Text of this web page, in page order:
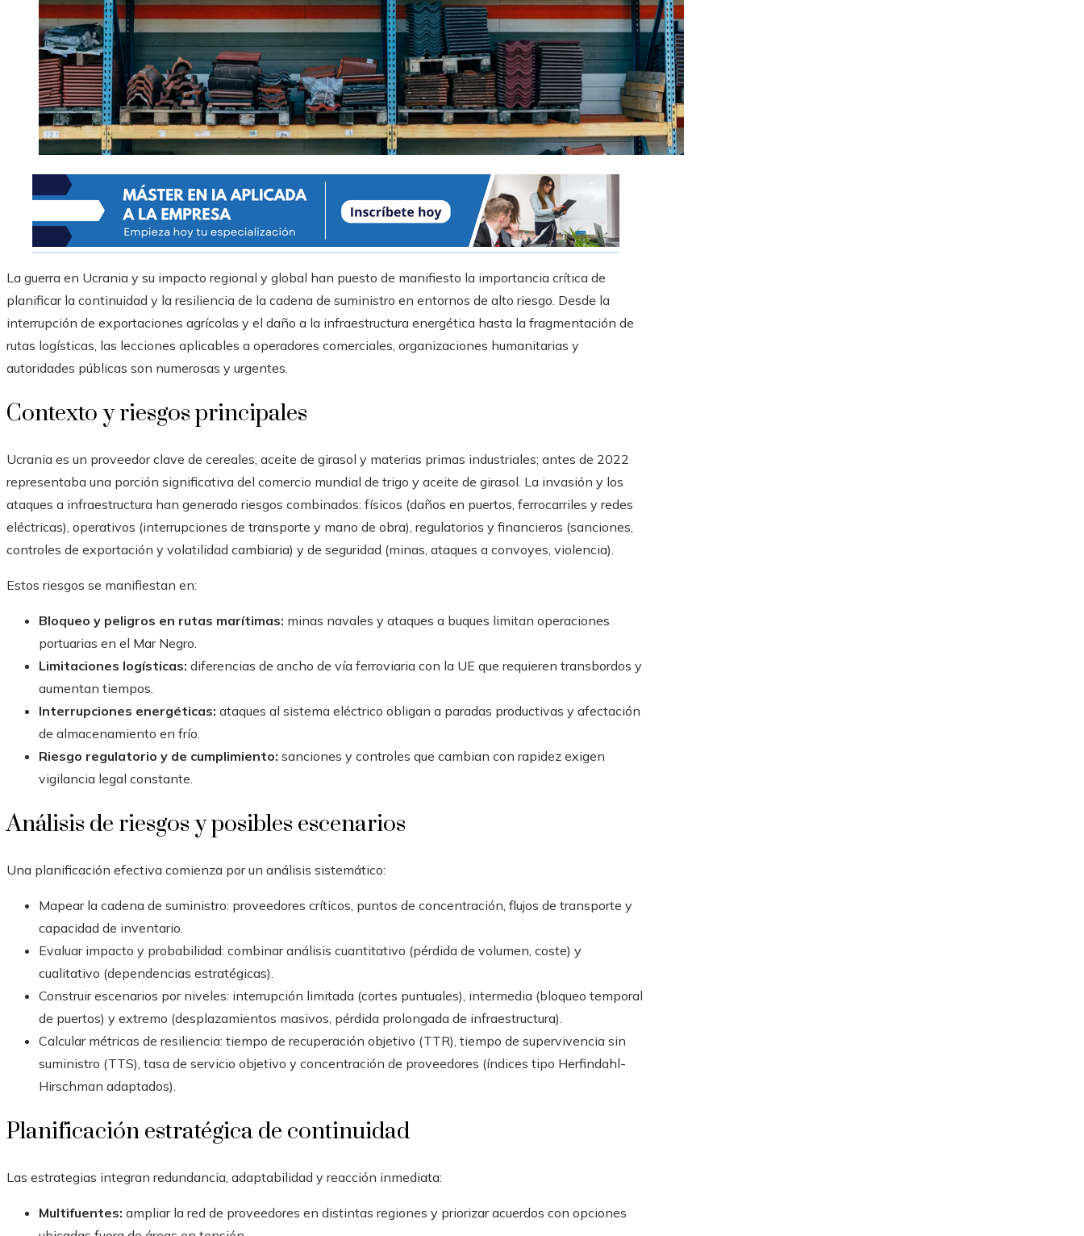
La guerra en Ucrania y su impacto regional y global han puesto de manifiesto la importancia crítica de
planificar la continuidad y la resiliencia de la cadena de suministro en entornos de alto riesgo. Desde la
interrupción de exportaciones agrícolas y el daño a la infraestructura energética hasta la fragmentación de
rutas logísticas, las lecciones aplicables a operadores comerciales, organizaciones humanitarias y
autoridades públicas son numerosas y urgentes.
Contexto y riesgos principales
Ucrania es un proveedor clave de cereales, aceite de girasol y materias primas industriales; antes de 2022
representaba una porción significativa del comercio mundial de trigo y aceite de girasol. La invasión y los
ataques a infraestructura han generado riesgos combinados: físicos (daños en puertos, ferrocarriles y redes
eléctricas), operativos (interrupciones de transporte y mano de obra), regulatorios y financieros (sanciones,
controles de exportación y volatilidad cambiaria) y de seguridad (minas, ataques a convoyes, violencia).
Estos riesgos se manifiestan en:
Bloqueo y peligros en rutas marítimas: minas navales y ataques a buques limitan operaciones
portuarias en el Mar Negro.
Limitaciones logísticas: diferencias de ancho de vía ferroviaria con la UE que requieren transbordos y
aumentan tiempos.
Interrupciones energéticas: ataques al sistema eléctrico obligan a paradas productivas y afectación
de almacenamiento en frío.
Riesgo regulatorio y de cumplimiento: sanciones y controles que cambian con rapidez exigen
vigilancia legal constante.
Análisis de riesgos y posibles escenarios
Una planificación efectiva comienza por un análisis sistemático:
Mapear la cadena de suministro: proveedores críticos, puntos de concentración, flujos de transporte y
capacidad de inventario.
Evaluar impacto y probabilidad: combinar análisis cuantitativo (pérdida de volumen, coste) y
cualitativo (dependencias estratégicas).
Construir escenarios por niveles: interrupción limitada (cortes puntuales), intermedia (bloqueo temporal
de puertos) y extremo (desplazamientos masivos, pérdida prolongada de infraestructura).
Calcular métricas de resiliencia: tiempo de recuperación objetivo (TTR), tiempo de supervivencia sin
suministro (TTS), tasa de servicio objetivo y concentración de proveedores (índices tipo Herfindahl-
Hirschman adaptados).
Planificación estratégica de continuidad
Las estrategias integran redundancia, adaptabilidad y reacción inmediata:
Multifuentes: ampliar la red de proveedores en distintas regiones y priorizar acuerdos con opciones